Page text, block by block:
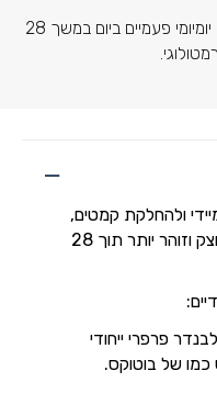
נבדק על נשים בגילאי 30-67, בשימוש יומיומי פעמיים ביום במשך 28
ולהחלקת קמטים,
עם תוצאות קליניות של עור חלק, מוצק וזוהר יותר תוך 28
פרפרי ייחודי
של בוטוקס.